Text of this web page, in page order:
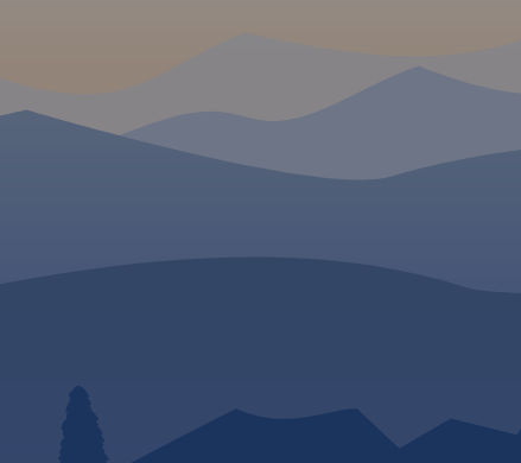
rejonu,
niepowtarzalny region w
naszym kraju. Może poszczycić